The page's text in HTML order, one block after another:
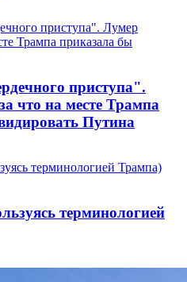
приступа".
что на месте Трампа
Путина
терминологией